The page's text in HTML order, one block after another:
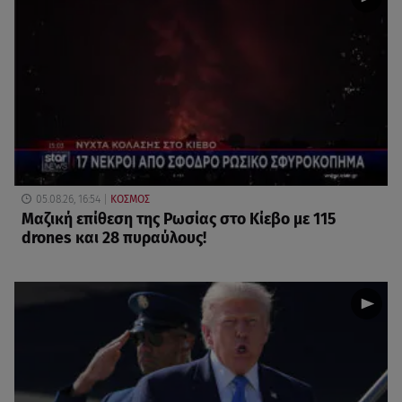
05.08.26, 16:54 ΚΟΣΜΟΣ
Μαζική επίθεση της Ρωσίας στο Κίεβο με 115
drones και 28 πυραύλους!